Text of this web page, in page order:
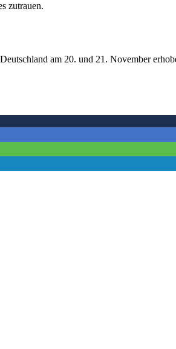
zutrauen.
am 20. und 21. November